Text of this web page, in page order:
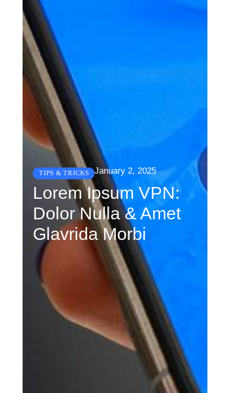
TIPS & TRICKS January 2, 2025
Lorem Ipsum VPN:
Dolor Nulla & Amet
Glavrida Morbi